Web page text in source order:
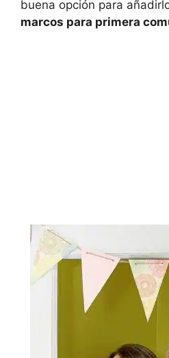
buena opción para
marcos para primera